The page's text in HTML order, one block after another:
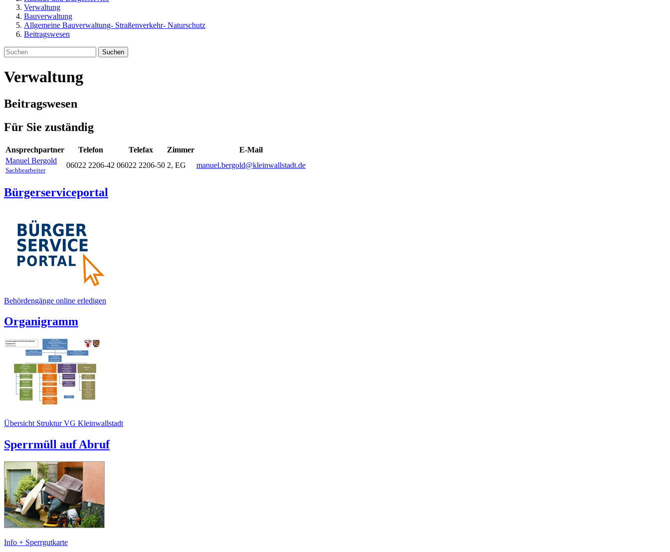
Verwaltung
Bauverwaltung
Allgemeine Bauverwaltung- Straßenverkehr- Naturschutz
Beitragswesen
Suchen
Verwaltung
Beitragswesen
Für Sie zuständig
Ansprechpartner Telefon Telefax Zimmer
E-Mail
Manuel Bergold
Sachbearbeiter
06022 2206-42 06022 2206-50 2, EG manuel.bergold@kleinwallstadt.de
Bürgerserviceportal
Behördengänge online erledigen
Organigramm
Übersicht Struktur VG Kleinwallstadt
Sperrmüll auf Abruf
Info + Sperrgutkarte